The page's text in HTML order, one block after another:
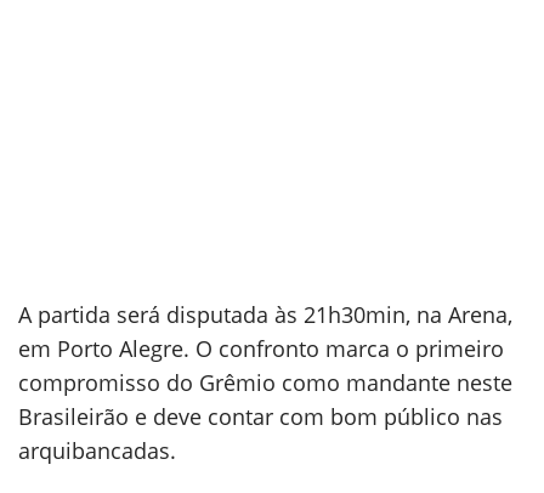
A partida será disputada às 21h30min, na Arena,
em Porto Alegre. O confronto marca o primeiro
compromisso do Grêmio como mandante neste
Brasileirão e deve contar com bom público nas
arquibancadas.